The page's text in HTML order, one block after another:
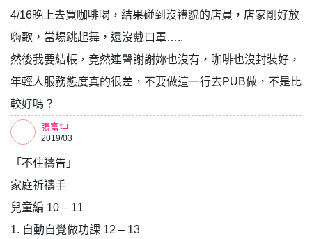
4/16晚上去買咖啡喝，結果碰到沒禮貌的店員，店家剛好放
嗨歌，當場跳起舞，還沒戴口罩…..
然後我要結帳，竟然連聲謝謝妳也沒有，咖啡也沒封裝好，
年輕人服務態度真的很差，不要做這一行去PUB做，不是比
較好嗎？
張富坤
2019/03
「不住禱告」
家庭祈禱手
兒童編 10 – 11
1. 自動自覺做功課 12 – 13